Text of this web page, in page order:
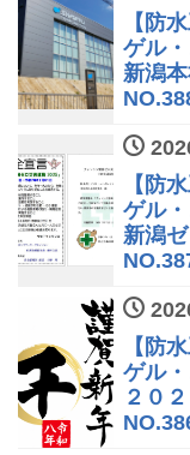
【防
ゲル
新潟
【防
ゲル
新潟
【防
ゲル
２０